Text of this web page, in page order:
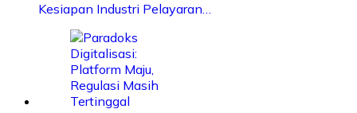
Kesiapan Industri Pelayaran…